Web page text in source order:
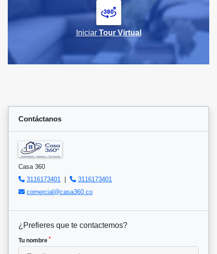
Iniciar Tour Virtual
Contáctanos
Casa 360
3116173401
|
3116173401
comercial@casa360.co
¿Prefieres que te contactemos?
Tu nombre *